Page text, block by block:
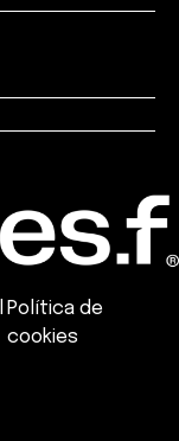
Política de
cookies